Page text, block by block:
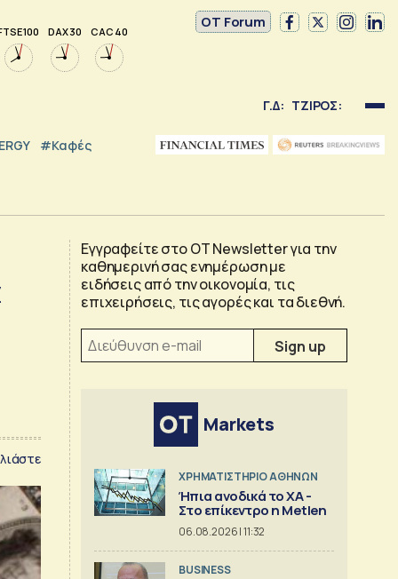
100 DAX 30 CAC 40
OT Forum
Γ.Δ: ΤΖΙΡΟΣ:
#καφές
Εγγραφείτε στο OT Newsletter για την
καθημερινή σας ενημέρωση με
ειδήσεις από την οικονομία, τις
επιχειρήσεις, τις αγορές και τα διεθνή.
Markets
XΡΗΜΑΤΙΣΤΗΡΙΟ ΑΘΗΝΩΝ
Ήπια ανοδικά το ΧΑ -
Στο επίκεντρο η Metlen
06.08.2026 | 11:32
BUSINESS